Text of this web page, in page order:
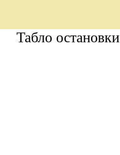
Табло остановки